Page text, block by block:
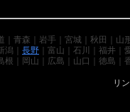
｜青森｜岩手｜宮城｜秋田｜山
潟｜ 長野 ｜富山｜石川｜福井｜
根｜岡山｜広島｜山口｜徳島｜
リ